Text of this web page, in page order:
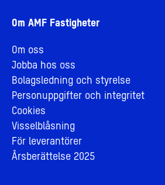
Om AMF Fastigheter
Om oss
Jobba hos oss
Bolagsledning och styrelse
Personuppgifter och integritet
Cookies
Visselblåsning
För leverantörer
Årsberättelse 2025